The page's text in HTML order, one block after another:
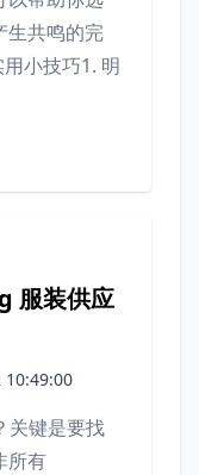
生共鸣的完
小技巧1. 明
服装供应
10:49:00
键是要找
所有